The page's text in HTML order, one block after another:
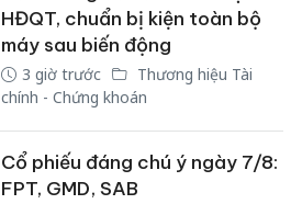
HĐQT, chuẩn bị kiện toàn bộ
máy sau biến động
3 giờ trước
Thương hiệu Tài
chính - Chứng khoán
Cổ phiếu đáng chú ý ngày 7/8:
FPT, GMD, SAB